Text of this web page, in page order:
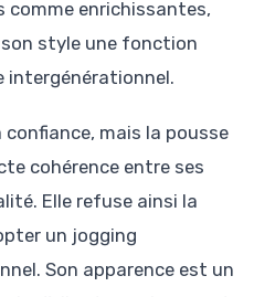
comme enrichissantes,
style une fonction
intergénérationnel.
mais la pousse
cohérence entre ses
Elle refuse ainsi la
un jogging
Son apparence est un